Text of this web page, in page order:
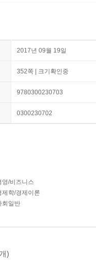
2017년 09월 19일
352쪽 | 크기확인중
9780300230703
0300230702
영/비즈니스
제학/경제이론
회일반
)